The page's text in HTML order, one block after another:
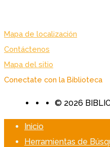
Mapa de localización
Contáctenos
Mapa del sitio
Conectate con la Biblioteca
© 2026
Inicio
Herramientas de